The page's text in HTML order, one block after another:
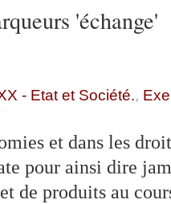
'échange'
- Etat et Société.,
et dans les
pour ainsi dire
de produits au